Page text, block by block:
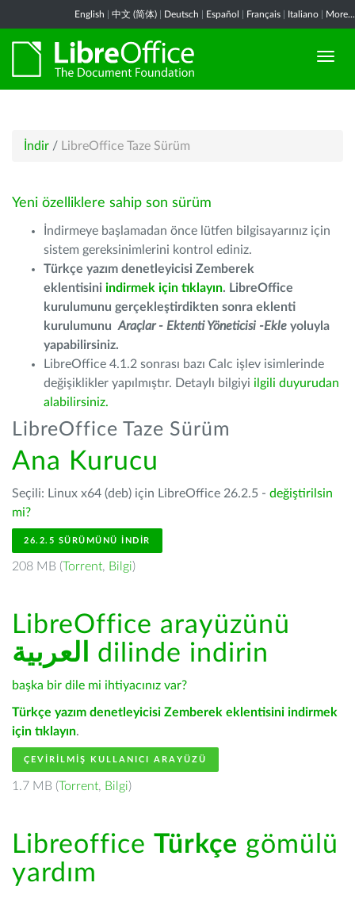
English 中文 (简体) Deutsch Español Français Italiano More...
İndir / LibreOffice Taze Sürüm
Yeni özelliklere sahip son sürüm
İndirmeye başlamadan önce lütfen bilgisayarınız için
sistem gereksinimlerini kontrol ediniz.
Türkçe yazım denetleyicisi Zemberek
eklentisini indirmek için tıklayın. LibreOffice
kurulumunu gerçekleştirdikten sonra eklenti
kurulumunu Araçlar - Ektenti Yöneticisi -Ekle yoluyla
yapabilirsiniz.
LibreOffice 4.1.2 sonrası bazı Calc işlev isimlerinde
değişiklikler yapılmıştır. Detaylı bilgiyi ilgili duyurudan
alabilirsiniz.
LibreOffice Taze Sürüm
Ana Kurucu
Seçili: Linux x64 (deb) için LibreOffice 26.2.5 - değiştirilsin
mi?
26.2.5 SÜRÜMÜNÜ İNDIR
208 MB (Torrent, Bilgi)
LibreOffice arayüzünü
العربية
dilinde indirin
başka bir dile mi ihtiyacınız var?
Türkçe yazım denetleyicisi Zemberek eklentisini indirmek
için tıklayın.
ÇEVIRILMIŞ KULLANICI ARAYÜZÜ
1.7 MB (Torrent, Bilgi)
Libreoffice Türkçe gömülü
yardım